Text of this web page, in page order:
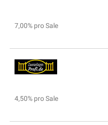
7,00% pro Sale
4,50% pro Sale